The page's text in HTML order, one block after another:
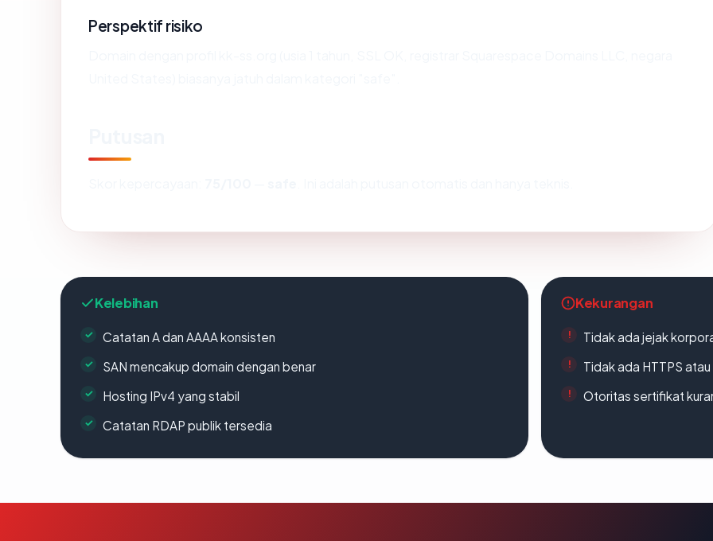
Perspektif risiko
Kelebihan
Catatan A dan AAAA konsisten
SAN mencakup domain dengan benar
Hosting IPv4 yang stabil
Catatan RDAP publik tersedia
Kekurangan
Tidak ada jejak
Tidak ada HTTPS
Otoritas sertifikat